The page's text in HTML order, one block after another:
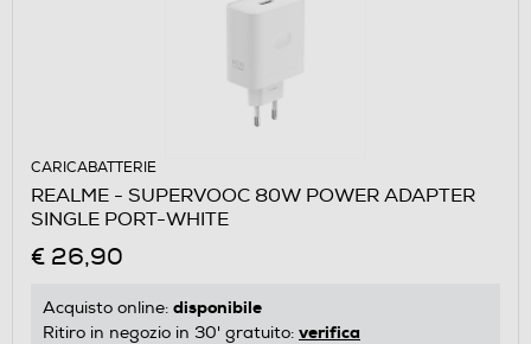
CARICABATTERIE
REALME - SUPERVOOC 80W POWER ADAPTER
SINGLE PORT-WHITE
€ 26,90
Acquisto online: disponibile
Ritiro in negozio in 30' gratuito: verifica